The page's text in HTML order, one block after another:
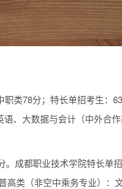
类78分；特长单招考生：
、大数据与会计（中外合
成都职业技术学院特长单
类（非空中乘务专业）：